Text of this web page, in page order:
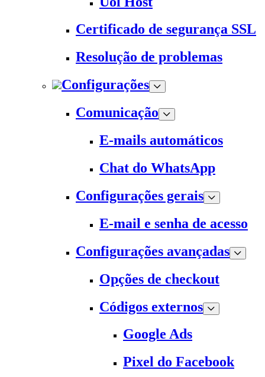
Certificado de segurança SSL
Resolução de problemas
Configurações
Comunicação
E-mails automáticos
Chat do WhatsApp
Configurações gerais
E-mail e senha de acesso
Configurações avançadas
Opções de checkout
Códigos externos
Google Ads
Pixel do Facebook